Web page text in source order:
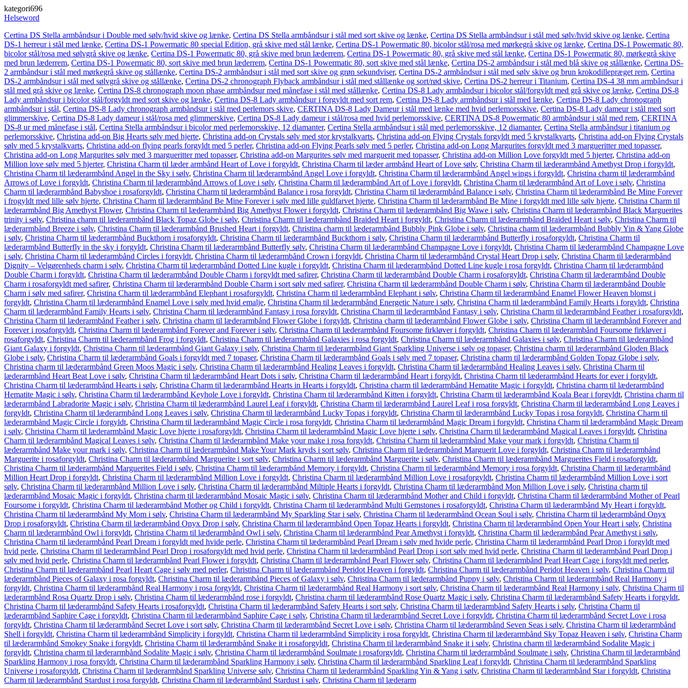
kategori696
Helseword
Certina DS Stella armbåndsur i Double med sølv/hvid skive og lænke, Certina DS Stella armbåndsur i stål med sort skive og lænke, Certina DS Stella armbåndsur i stål med sølv/hvid skive og lænke, Certina
DS-1 herreur i stål med lænke, Certina DS-1 Powermatic 80 special Edition, grå skive med stål lænke, Certina DS-1 Powermatic 80, bicolor stål/rosa med mørkegrå skive og lænke, Certina DS-1 Powermatic 80,
bicolor stål/rosa med sølvgrå skive og lænke, Certina DS-1 Powermatic 80, grå skive med brun læderrem, Certina DS-1 Powermatic 80, grå skive med stål lænke, Certina DS-1 Powermatic 80, mørkegrå skive
med brun læderrem, Certina DS-1 Powermatic 80, sort skive med brun læderrem, Certina DS-1 Powermatic 80, sort skive med stål lænke, Certina DS-2 armbåndsur i stål med blå skive og stållænke, Certina DS-
2 armbåndsur i stål med mørkegrå skive og stållænke, Certina DS-2 armbåndsur i stål med sort skive og grøn sekundviser, Certina DS-2 armbåndsur i stål med sølv skive og brun krokodillepræget rem, Certina
DS-2 armbåndsur i stål med sølvgrå skive og stållænke, Certina DS-2 chronograph Flyback armbåndsur i stål med stållænke og sort/rød skive, Certina DS-2 herreur i Titanium, Certina DS-4 38 mm armbåndsur i
stål med grå skive og lænke, Certina DS-8 chronograph moon phase armbåndsur med månefase i stål med stållænke, Certina DS-8 Lady armbåndsur i bicolor stål/forgyldt med grå skive og lænke, Certina DS-8
Lady armbåndsur i bicolor stål/forgyldt med sort skive og lænke, Certina DS-8 Lady armbåndsur i forgyldt med sort rem, Certina DS-8 Lady armbåndsur i stål med lænke, Certina DS-8 Lady chronograph
armbåndsur i stål, Certina DS-8 Lady chronograph armbåndsur i stål med perlemors skive, CERTINA DS-8 Lady Dameur i stål med lænke med hvid perlemorsskive, Certina DS-8 Lady dameur i stål med sort
glimmerskive, Certina DS-8 Lady dameur i stål/rosa med glimmerskive, Certina DS-8 Lady dameur i stål/rosa med hvid perlemorsskive, CERTINA DS-8 Powermatic 80 armbåndsur i stål med rem, CERTINA
DS-8 ur med månefase i stål, Certina Stella armbåndsur i bicolor med perlemorsskive, 12 diamanter, Certina Stella armbåndsur i stål med perlemorsskive, 12 diamanter, Certina Stella armbåndsur i titanium og
perlemorsskive, Christina add-on Big Hearts sølv med hjerte, Christina add-on Crystals sølv med stor krystalkvarts, Christina add-on Flying Crystals forgyldt med 5 krystalkvarts, Christina add-on Flying Crystals
sølv med 5 krystalkvarts, Christina add-on flying pearls forgyldt med 5 perler, Christina add-on Flying Pearls sølv med 5 perler, Christina add-on Long Margurites forgyldt med 3 margueritter med topasser,
Christina add-on Long Margurites sølv med 3 margueritter med topasser, Christina add-on Margurites sølv med marguerit med topasser, Christina add-on Million Love forgyldt med 5 hjerter, Christina add-on
Million love sølv med 5 hjerter, Christina Charm til læder armbånd Heart of Love i forgyldt, Christina Charm til læder armbånd Heart of Love sølv, Christina Charm til læderarmbånd Amethyst Drop i forgyldt,
Christina Charm til læderarmbånd Angel in the Sky i sølv, Christina Charm til læderarmbånd Angel Love i forgyldt, Christina Charm til læderarmbånd Angel wings i forgyldt, Christina charm til læderarmbånd
Arrows of Love i forgyldt, Christina Charm til læderarmbånd Arrows of Love i sølv, Christina Charm til læderarmbånd Art of Love i forgyldt, Christina Charm til læderarmbånd Art of Love i sølv, Christina
Charm til læderarmbånd Babyshoe i rosaforgyldt, Christina Charm til læderarmbånd Balance i rosa forgyldt, Christina Charm til læderarmbånd Balance i sølv, Christina Charm til læderarmbånd Be Mine Forever
i frogyldt med lille sølv hjerte, Christina Charm til læderarmbånd Be Mine Forever i sølv med lille guldfarvet hjerte, Christina Charm til læderarmbånd Be Mine i forgyldt med lille sølv hjerte, Christina Charm til
læderarmbånd Big Amethyst Flower, Christina Charm til læderarmbånd Big Amethyst Flower i forgyldt, Christina Charm til læderarmbånd Big Wawe i sølv, Christina Charm til læderarmbånd Black Marguerites
trinity i sølv, Christina charm til læderarmbånd Black Topaz Globe i sølv, Christina Charm til læderarmbånd Braided Heart i forgyldt, Christina Charm til læderarmbånd Braided Heart i sølv, Christina Charm til
læderarmbånd Breeze i sølv, Christina Charm til læderarmbånd Brushed Heart i forgyldt, Christina charm til læderarmbånd Bubbly Pink Globe i sølv, Christina charm til læderarmbånd Bubbly Yin & Yang Globe
i sølv, Christina Charm til læderarmbånd Buckthorn i rosaforgyldt, Christina Charm til læderarmbånd Buckthorn i sølv, Christina Charm til læderarmbånd Butterfly i rosaforgyldt, Christina Charm til
læderarmbånd Butterfly in the sky i forgyldt, Christina Charm til læderarmbånd Butterfly sølv, Christina Charm til læderarmbånd Champagne Love i forgyldt, Christina Charm til læderarmbånd Champagne Love
i sølv, Christina Charm til læderarmbånd Circles i forgyldt, Christina Charm til læderarmbånd Crown i forgyldt, Christina Charm til læderarmbånd Crystal Heart Drop i sølv, Christina Charm til læderarmbånd
Dignity – Velgørenheds charm i sølv, Christina Charm til læderarmbånd Dotted Line kugle i forgyldt, Christina Charm til læderarmbånd Dotted Line kugle i rosa forgyldt, Christina Charm til læderarmbånd
Double Charm i forgyldt, Christina Charm til læderarmbånd Double Charm i forgyldt med safirer, Christina Charm til læderarmbånd Double Charm i rosaforgyldt, Christina Charm til læderarmbånd Double
Charm i rosaforgyldt med safirer, Christina Charm til læderarmbånd Double Charm i sort sølv med safirer, Christina Charm til læderarmbånd Double Charm i sølv, Christina Charm til læderarmbånd Double
Charm i sølv med safirer, Christina Charm til læderarmbånd Elephant i rosaforgyldt, Christina Charm til læderarmbånd Elephant i sølv, Christina Charm til læderarmbånd Enamel Flower Heaven blomst i
forgyldt, Christina Charm til læderarmbånd Enamel Love i sølv med hvid emalje, Christina Charm til læderarmbånd Energetic Nature i sølv, Christina Charm til læderarmbånd Family Hearts i forgyldt, Christina
Charm til læderarmbånd Family Hearts i sølv, Christina Charm til læderarmbånd Fantasy i rosa forgyldt, Christina Charm til læderarmbånd Fantasy i sølv, Christina Charm til læderarmbånd Feather i rosaforgyldt,
Christina Charm til læderarmbånd Feather i sølv, Christina charm til læderarmbånd Flower Globe i forgyldt, Christina charm til læderarmbånd Flower Globe i sølv, Christina Charm til læderarmbånd Forever and
Forever i rosaforgyldt, Christina Charm til læderarmbånd Forever and Forever i sølv, Christina Charm til læderarmbånd Foursome firkløver i forgyldt, Christina Charm til læderarmbånd Foursome firkløver i
rosaforgyldt, Christina Charm til læderarmbånd Frog i forgyldt, Christina Charm til læderarmbånd Galaxies i rosa forgyldt, Christina Charm til læderarmbånd Galaxies i sølv, Christina Charm til læderarmbånd
Giant Galaxy i forgyldt, Christina Charm til læderarmbånd Giant Galaxy i sølv, Christina Charm til læderarmbånd Giant Sparkling Universe i sølv og topaser, Christina charm til læderarmbånd Gloden Black
Globe i sølv, Christina Charm til læderarmbånd Goals i forgyldt med 7 topaser, Christina Charm til læderarmbånd Goals i sølv med 7 topaser, Christina charm til læderarmbånd Golden Topaz Globe i sølv,
Christina charm til læderarmbånd Green Moos Magic i sølv, Christina Charm til læderarmbånd Healing Leaves i forgyldt, Christina Charm til læderarmbånd Healing Leaves i sølv, Christina Charm til
læderarmbånd Heart Beat Love i sølv, Christina Charm til læderarmbånd Heart Dots i sølv, Christina Charm til læderarmbånd Heart i forgyldt, Christina Charm til læderarmbånd Hearts for ever i forgyldt,
Christina Charm til læderarmbånd Hearts i sølv, Christina Charm til læderarmbånd Hearts in Hearts i forgyldt, Christina charm til læderarmbånd Hematite Magic i forgyldt, Christina charm til læderarmbånd
Hematite Magic i sølv, Christina Charm til læderarmbånd Keyhole Love i forgyldt, Christina Charm til læderarmbånd Kitten i forgyldt, Christina Charm til læderarmbånd Koala Bear i forgyldt, Christina charm til
læderarmbånd Labradorite Magic i sølv, Christina Charm til læderarmbånd Laurel Leaf i forgyldt, Christina Charm til læderarmbånd Laurel Leaf i rosa forgyldt, Christina Charm til læderarmbånd Long Leaves i
forgyldt, Christina Charm til læderarmbånd Long Leaves i sølv, Christina Charm til læderarmbånd Lucky Topas i forgyldt, Christina Charm til læderarmbånd Lucky Topas i rosa forgyldt, Christina Charm til
læderarmbånd Magic Circle i forgyldt, Christina Charm til læderarmbånd Magic Circle i rosa forgyldt, Christina Charm til læderarmbånd Magic Dream i forgyldt, Christina Charm til læderarmbånd Magic Dream
i sølv, Christina Charm til læderarmbånd Magic Love hjerte i rosaforgyldt, Christina Charm til læderarmbånd Magic Love hjerte i sølv, Christina Charm til læderarmbånd Magical Leaves i forgyldt, Christina
Charm til læderarmbånd Magical Leaves i sølv, Christina Charm til læderarmbånd Make your make i rosa forgyldt, Christina Charm til læderarmbånd Make your mark i forgyldt, Christina Charm til
læderarmbånd Make your mark i sølv, Christina Charm til læderarmbånd Make Your Mark kryds i sort sølv, Christina Charm til læderarmbånd Marguerit Love i forgyldt, Christina Charm til læderarmbånd
Marguerite i rosaforgyldt, Christina Charm til læderarmbånd Marguerite i sort sølv, Christina Charm til læderarmbånd Marguerite i sølv, Christina Charm til læderarmbånd Marguerites Field i rosaforgyldt,
Christina Charm til læderarmbånd Marguerites Field i sølv, Christina Charm til læderarmbånd Memory i forgyldt, Christina Charm til læderarmbånd Memory i rosa forgyldt, Christina Charm til læderarmbånd
Million Heart Drop i forgyldt, Christina Charm til læderarmbånd Million Love i forgyldt, Christina Charm til læderarmbånd Million Love i rosaforgyldt, Christina Charm til læderarmbånd Million Love i sort
sølv, Christina Charm til læderarmbånd Million Love i sølv, Christina Charm til læderarmbånd Miltiple Hearts i forgyldt, Christina Charm til læderarmbånd Mon Million Love i sølv, Christina charm til
læderarmbånd Mosaic Magic i forgyldt, Christina charm til læderarmbånd Mosaic Magic i sølv, Christina Charm til læderarmbånd Mother and Child i forgyldt, Christina Charm til læderarmbånd Mother of Pearl
Foursome i forgyldt, Christina Charm til læderarmbånd Mother og Child i forgyldt, Christina Charm til læderarmbånd Multi Gemstones i rosaforgyldt, Christina Charm til læderarmbånd My Heart i forgyldt,
Christina Charm til læderarmbånd My Mom i sølv, Christina Charm til læderarmbånd My Sparkling Star i sølv, Christina Charm til læderarmbånd Ocean Soul i sølv, Christina Charm til læderarmbånd Onyx
Drop i rosaforgyldt, Christina Charm til læderarmbånd Onyx Drop i sølv, Christina Charm til læderarmbånd Open Topaz Hearts i forgyldt, Christina Charm til læderarmbånd Open Your Heart i sølv, Christina
Charm til læderarmbånd Owl i forgyldt, Christina Charm til læderarmbånd Owl i sølv, Christina Charm til læderarmbånd Pear Amethyst i forgyldt, Christina Charm til læderarmbånd Pear Amethyst i sølv,
Christina Charm til læderarmbånd Pearl Dream i forgyldt med hvide perle, Christina Charm til læderarmbånd Pearl Dream i sølv med hvide perle, Christina Charm til læderarmbånd Pearl Drop i forgyldt med
hvid perle, Christina Charm til læderarmbånd Pearl Drop i rosaforgyldt med hvid perle, Christina Charm til læderarmbånd Pearl Drop i sort sølv med hvid perle, Christina Charm til læderarmbånd Pearl Drop i
sølv med hvid perle, Christina Charm til læderarmbånd Pearl Flower i forgyldt, Christina Charm til læderarmbånd Pearl Flower sølv, Christina Charm til læderarmbånd Pearl Heart Cage i forgyldt med perler,
Christina Charm til læderarmbånd Pearl Heart Cage i sølv med perler, Christina Charm til læderarmbånd Peridot Heaven i forgyldt, Christina Charm til læderarmbånd Peridot Heaven i sølv, Christina Charm til
læderarmbånd Pieces of Galaxy i rosa forgyldt, Christina Charm til læderarmbånd Pieces of Galaxy i sølv, Christina Charm til læderarmbånd Puppy i sølv, Christina Charm til læderarmbånd Real Harmony i
forgyldt, Christina Charm til læderarmbånd Real Harmony i rosa forgyldt, Christina Charm til læderarmbånd Real Harmony i sort sølv, Christina Charm til læderarmbånd Real Harmony i sølv, Christina Charm til
læderarmbånd Rosa Quartz Drop i sølv, Christina Charm til læderarmbånd rose i forgyldt, Christina charm til læderarmbånd Rose Quartz Magic i sølv, Christina Charm til læderarmbånd Safety Hearts i forgyldt,
Christina Charm til læderarmbånd Safety Hearts i rosaforgyldt, Christina Charm til læderarmbånd Safety Hearts i sort sølv, Christina Charm til læderarmbånd Safety Hearts i sølv, Christina Charm til
læderarmbånd Saphire Cage i forgyldt, Christina Charm til læderarmbånd Saphire Cage i sølv, Christina Charm til læderarmbånd Secret Love i forgyldt, Christina Charm til læderarmbånd Secret Love i rosa
forgyldt, Christina Charm til læderarmbånd Secret Love i sort sølv, Christina Charm til læderarmbånd Secret Love i sølv, Christina Charm til læderarmbånd Seven Seas i sølv, Christina Charm til læderarmbånd
Shell i forgyldt, Christina Charm til læderarmbånd Simplicity i forgyldt, Christina Charm til læderarmbånd Simplicity i rosa forgyldt, Christina Charm til læderarmbånd Sky Topaz Heaven i sølv, Christina Charm
til læderarmbånd Smokey Snake i forgyldt, Christina Charm til læderarmbånd Snake it i rosaforgyldt, Christina Charm til læderarmbånd Snake it i sølv, Christina charm til læderarmbånd Sodalite Magic i
forgyldt, Christina charm til læderarmbånd Sodalite Magic i sølv, Christina Charm til læderarmbånd Soulmate i rosaforgyldt, Christina Charm til læderarmbånd Soulmate i sølv, Christina Charm til læderarmbånd
Sparkling Harmony i rosa forgyldt, Christina Charm til læderarmbånd Sparkling Harmony i sølv, Christina Charm til læderarmbånd Sparkling Leaf i forgyldt, Christina Charm til læderarmbånd Sparkling
Universe i rosaforgyldt, Christina Charm til læderarmbånd Sparkling Universe sølv, Christina Charm til læderarmbånd Sparkling Yin & Yang i sølv, Christina Charm til læderarmbånd Star i forgyldt, Christina
Charm til læderarmbånd Stardust i rosa forgyldt, Christina Charm til læderarmbånd Stardust i sølv, Christina Charm til læderarm